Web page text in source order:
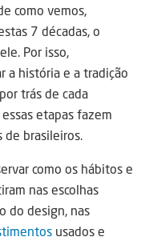
como vemos,
7 décadas, o
Por isso,
a história e a tradição
trás de cada
etapas fazem
de brasileiros.
como os hábitos e
nas escolhas
do design, nas
usados e